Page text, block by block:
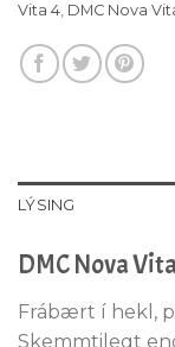
Vita 4, DMC Nova
LÝSING
DMC Nova
Frábært í hekl,
Skemmtilegt